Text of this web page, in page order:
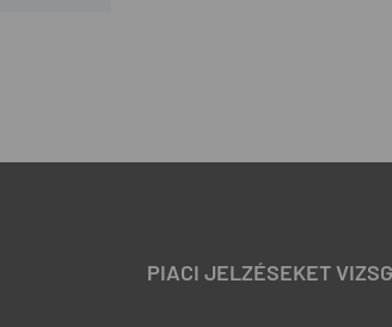
PIACI JELZÉSEKET